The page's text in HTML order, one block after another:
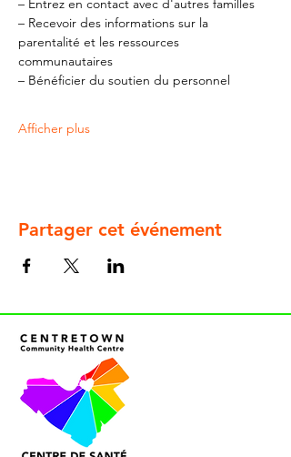
– Entrez en contact avec d'autres familles
– Recevoir des informations sur la
parentalité et les ressources
communautaires
– Bénéficier du soutien du personnel
Afficher plus
Partager cet événement